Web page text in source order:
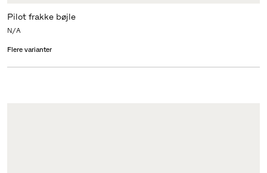
Pilot frakke bøjle
N/A
Flere varianter